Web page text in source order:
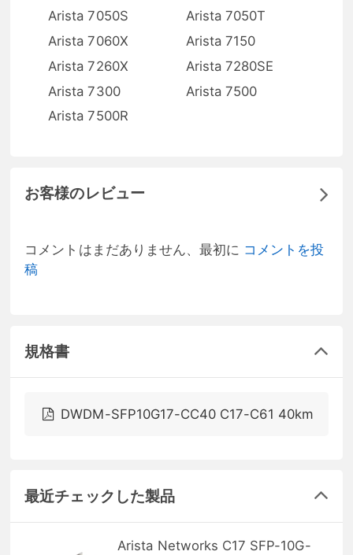
Arista 7050S
Arista 7050T
Arista 7060X
Arista 7150
Arista 7260X
Arista 7280SE
Arista 7300
Arista 7500
Arista 7500R
お客様のレビュー
コメントはまだありません、最初に コメントを投
稿
規格書
DWDM-SFP10G17-CC40 C17-C61 40km
最近チェックした製品
Arista Networks C17 SFP-10G-